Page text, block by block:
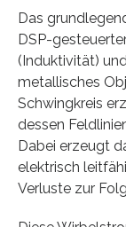
Das
DSP-
(Induktivität)
metallisches
Schwingkreis
dessen
Dabei erzeugt
elektrisch
Verluste zur